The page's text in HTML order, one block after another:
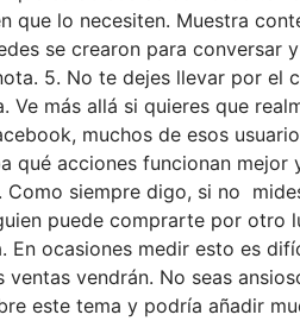
lo necesiten. Muestra
se crearon para conversar
5. No te dejes llevar por
más allá si quieres que
muchos de esos
acciones funcionan mejor
siempre digo, si no
puede comprarte por otro
ocasiones medir esto es
vendrán. No seas
este tema y podría añadir